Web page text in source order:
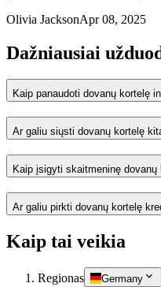
Olivia JacksonApr 08, 2025
Dažniausiai
Kaip panaudoti dovanų kortelę
Ar galiu siųsti dovanų kortelę
Kaip įsigyti skaitmeninę
Ar galiu pirkti dovanų kortelę
Kaip tai veikia
Regionas Germany